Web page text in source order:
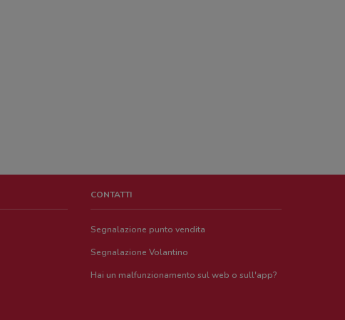
CONTATTI
Segnalazione punto vendita
Segnalazione Volantino
Hai un malfunzionamento sul web o sull'app?